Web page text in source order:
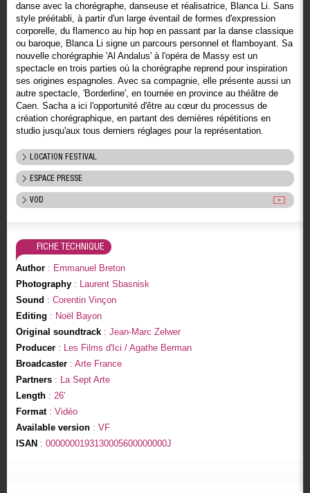
danse avec la chorégraphe, danseuse et réalisatrice, Blanca Li. Sans
style préétabli, à partir d'un large éventail de formes d'expression
corporelle, du flamenco au hip hop en passant par la danse classique
ou baroque, Blanca Li signe un parcours personnel et flamboyant. Sa
nouvelle chorégraphie 'Al Andalus' à l'opéra de Massy est un
spectacle en trois parties où la chorégraphe reprend pour inspiration
ses origines espagnoles. Avec sa compagnie, elle présente aussi un
autre spectacle, 'Borderline', en tournée en province au théâtre de
Caen. Sacha a ici l'opportunité d'être au cœur du processus de
création chorégraphique, en partant des dernières répétitions en
studio jusqu'aux tous derniers réglages pour la représentation.
LOCATION FESTIVAL
ESPACE PRESSE
VOD
FICHE TECHNIQUE
Author: Emmanuel Breton
Photography: Laurent Sbasnisk
Sound : Corentin Vinçon
Editing : Noël Bayon
Original soundtrack: Jean-Marc Zelwer
Producer: Les Films d'Ici / Agathe Berman
Broadcaster: Arte France
Partners: La Sept Arte
Length: 26'
Format: Vidéo
Available version: VF
ISAN : 0000000193130005600000000J